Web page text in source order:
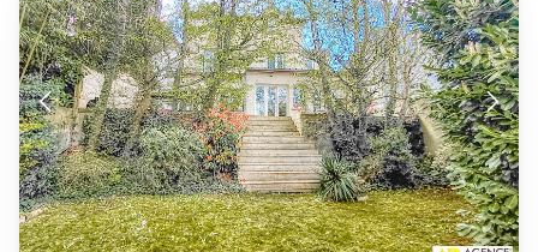
la terrasse. A l'étage: deux chambres avec terrasse
plein sud de 20 m² , une salle d'eau, des toilettes
indépendants, une buanderie. Possibilité d'acquérir un
parking en option à proximité. Un bien exceptionnel
pour son emplacement et la qualité de ses prestations
.A visiter rapidement!